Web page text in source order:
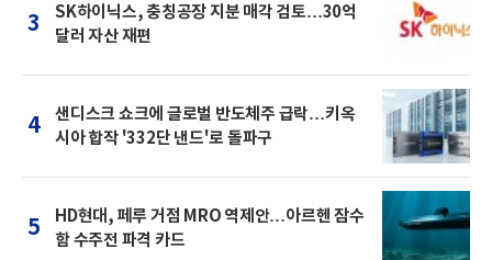
3
SK하이닉스, 충칭공장 지분 매각 검토…30억
달러 자산 재편
4
샌디스크 쇼크에 글로벌 반도체주 급락…키옥
시아 합작 '332단 낸드'로 돌파구
5
HD현대, 페루 거점 MRO 역제안…아르헨 잠수
함 수주전 파격 카드